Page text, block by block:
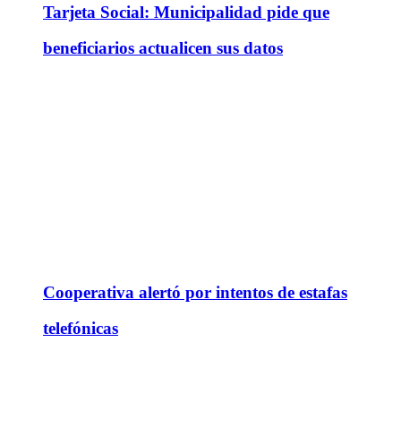
Tarjeta Social: Municipalidad pide que
beneficiarios actualicen sus datos
Cooperativa alertó por intentos de estafas
telefónicas